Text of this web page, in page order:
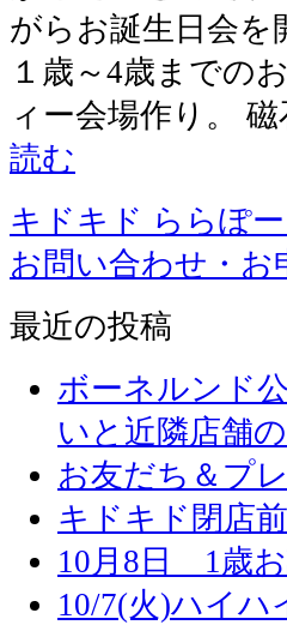
がらお誕生日会
１歳～4歳までの
ィー会場作り。
読む
キドキド ららぽ
お問い合わせ・
最近の投稿
ボーネルンド
いと近隣店舗
お友だち＆プ
キドキド閉店
10月8日 1歳
10/7(火)ハイ